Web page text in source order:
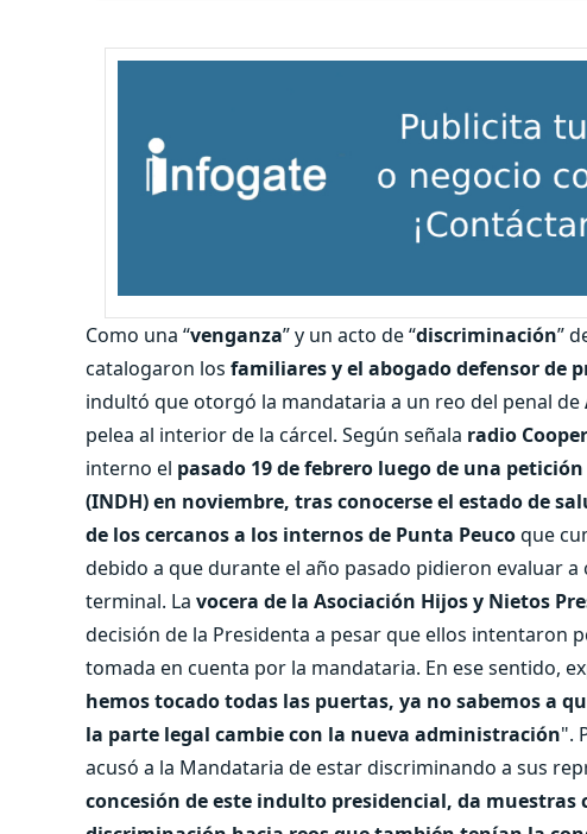
Como una “venganza” y un acto de “discriminación”
catalogaron los familiares y el abogado defensor de
indultó que otorgó la mandataria a un reo del penal de
pelea al interior de la cárcel. Según señala radio
interno el pasado 19 de febrero luego de una
(INDH) en noviembre, tras conocerse el estado de
de los cercanos a los internos de Punta Peucoque
debido a que durante el año pasado pidieron evaluar
terminal. La vocera de la Asociación Hijos y Nietos
decisión de la Presidenta a pesar que ellos intentaron
tomada en cuenta por la mandataria. En ese sentido,
hemos tocado todas las puertas, ya no sabemos a
la parte legal cambie con la nueva administración".
acusó a la Mandataria de estar discriminando a sus
concesión de este indulto presidencial, da muestras